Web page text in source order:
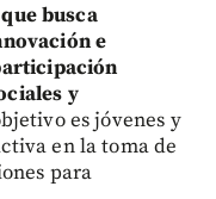
busca
e
y
es jóvenes y
en la toma de
para